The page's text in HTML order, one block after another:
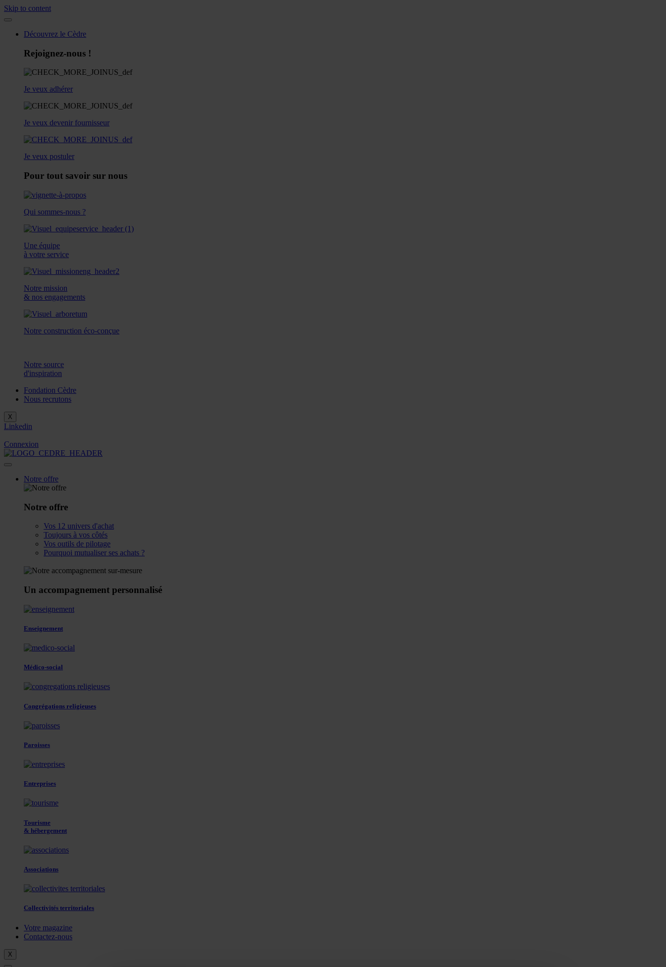
Skip to content
Découvrez le Cèdre
Rejoignez-nous !
Je veux adhérer
Je veux devenir fournisseur
Je veux postuler
Pour tout savoir sur nous
Qui sommes-nous ?
Une équipe
à votre service
Notre mission
& nos engagements
Notre construction éco-conçue
Notre source
d'inspiration
Fondation Cèdre
Nous recrutons
X
Linkedin
Connexion
Notre offre
Notre offre
Vos 12 univers d'achat
Toujours à vos côtés
Vos outils de pilotage
Pourquoi mutualiser ses achats ?
Un accompagnement personnalisé
Enseignement
Médico-social
Congrégations religieuses
Paroisses
Entreprises
Tourisme
& hébergement
Associations
Collectivités territoriales
Votre magazine
Contactez-nous
X